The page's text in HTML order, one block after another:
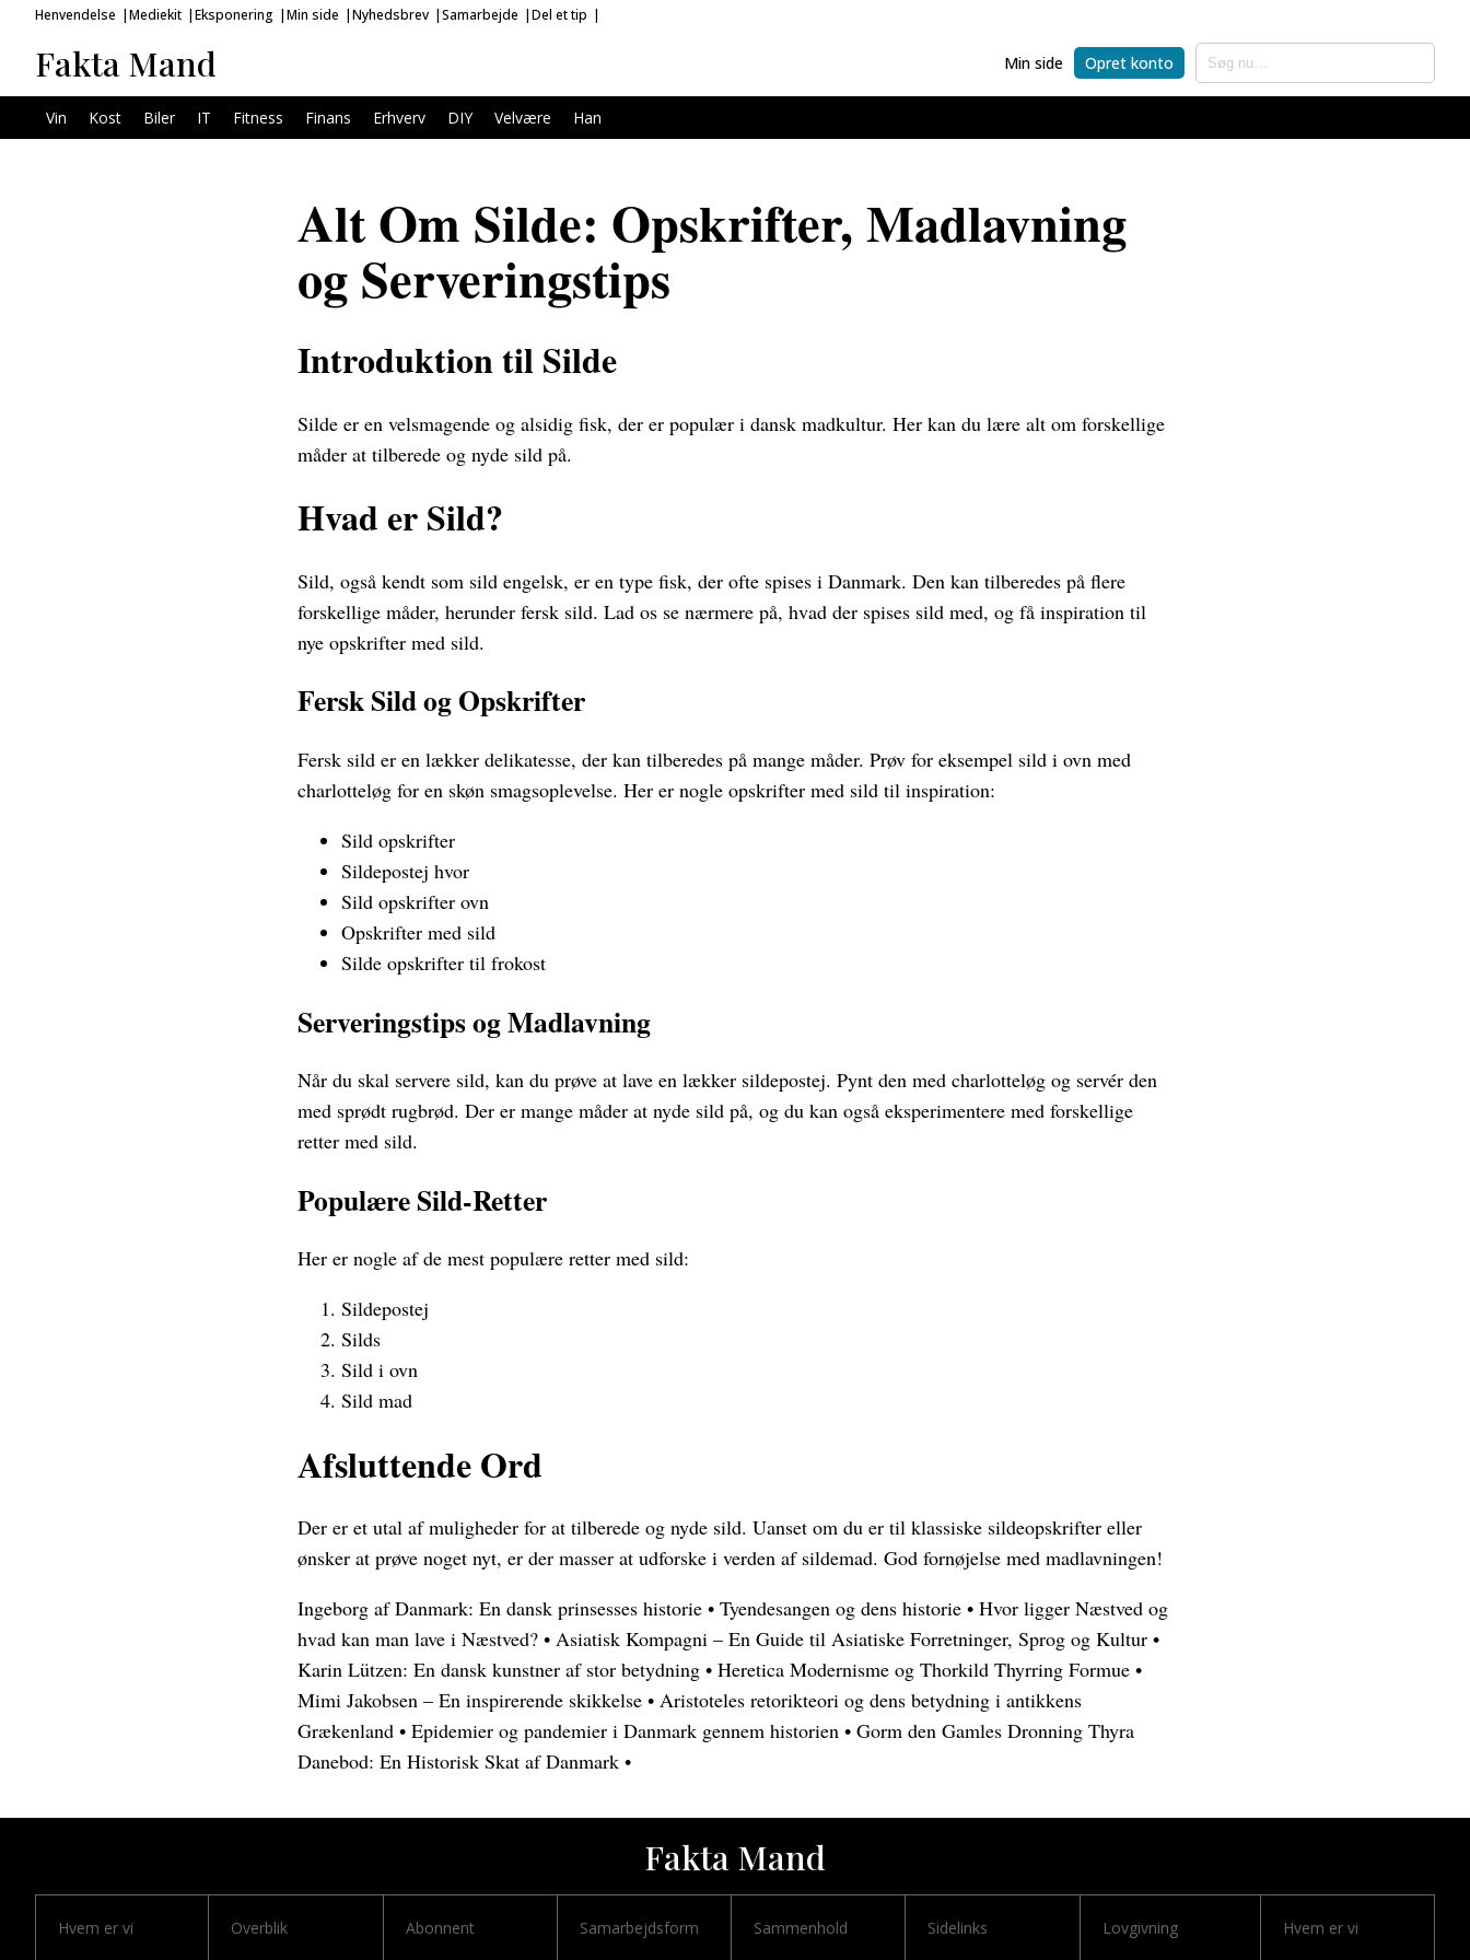
Henvendelse Mediekit Eksponering Min side Nyhedsbrev Samarbejde Del et tip
Fakta Mand Min side Opret konto
Vin Kost Biler IT Fitness Finans Erhverv DIY Velvære Han
Alt Om Silde: Opskrifter, Madlavning
og Serveringstips
Introduktion til Silde
Silde er en velsmagende og alsidig fisk, der er populær i dansk madkultur. Her kan du lære alt om forskellige
måder at tilberede og nyde sild på.
Hvad er Sild?
Sild, også kendt som sild engelsk, er en type fisk, der ofte spises i Danmark. Den kan tilberedes på flere
forskellige måder, herunder fersk sild. Lad os se nærmere på, hvad der spises sild med, og få inspiration til
nye opskrifter med sild.
Fersk Sild og Opskrifter
Fersk sild er en lækker delikatesse, der kan tilberedes på mange måder. Prøv for eksempel sild i ovn med
charlotteløg for en skøn smagsoplevelse. Her er nogle opskrifter med sild til inspiration:
Sild opskrifter
Sildepostej hvor
Sild opskrifter ovn
Opskrifter med sild
Silde opskrifter til frokost
Serveringstips og Madlavning
Når du skal servere sild, kan du prøve at lave en lækker sildepostej. Pynt den med charlotteløg og servér den
med sprødt rugbrød. Der er mange måder at nyde sild på, og du kan også eksperimentere med forskellige
retter med sild.
Populære Sild-Retter
Her er nogle af de mest populære retter med sild:
Sildepostej
Silds
Sild i ovn
Sild mad
Afsluttende Ord
Der er et utal af muligheder for at tilberede og nyde sild. Uanset om du er til klassiske sildeopskrifter eller
ønsker at prøve noget nyt, er der masser at udforske i verden af sildemad. God fornøjelse med madlavningen!
Ingeborg af Danmark: En dansk prinsesses historie • Tyendesangen og dens historie • Hvor ligger Næstved og
hvad kan man lave i Næstved? • Asiatisk Kompagni – En Guide til Asiatiske Forretninger, Sprog og Kultur •
Karin Lützen: En dansk kunstner af stor betydning • Heretica Modernisme og Thorkild Thyrring Formue •
Mimi Jakobsen – En inspirerende skikkelse • Aristoteles retorikteori og dens betydning i antikkens
Grækenland • Epidemier og pandemier i Danmark gennem historien • Gorm den Gamles Dronning Thyra
Danebod: En Historisk Skat af Danmark •
Fakta Mand
Hvem er vi
Hvem er vi Overblik Abonnent Samarbejdsform Sammenhold Sidelinks Lovgivning